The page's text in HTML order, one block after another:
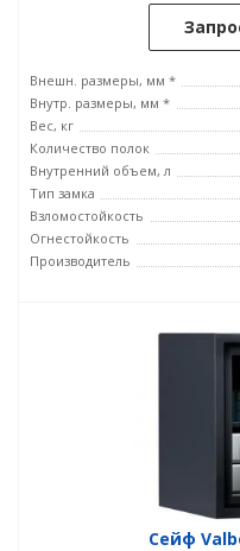
Внешн. размеры, мм *
Внутр. размеры, мм *
Вес, кг
Количество полок
Внутренний объем, л
Тип замка
Взломостойкость
Огнестойкость
Производитель
Сейф